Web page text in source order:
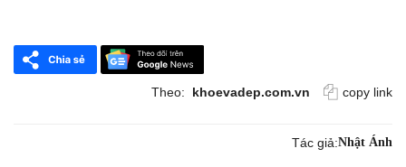
Theo: khoevadep.com.vn copy link
Tác giả:Nhật Ánh